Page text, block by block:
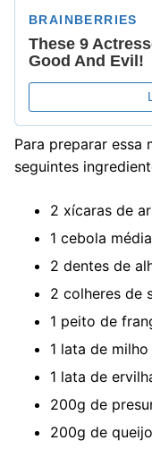
Para preparar essa
seguintes
2 xícaras de
1 cebola
2 dentes de
2 colheres de
1 peito de
1 lata de
1 lata de
200g de
200g de